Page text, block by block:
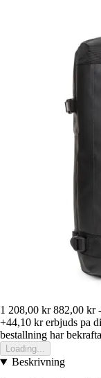
1 208,00 kr 882,00 kr
+44,10 krerbjuds pa
bestallning har
Loading...
Beskrivning